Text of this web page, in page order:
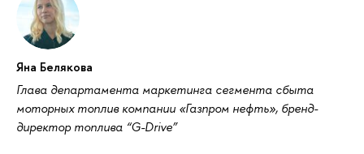
Яна Белякова
Глава департамента маркетинга сегмента сбыта
моторных топлив компании «Газпром нефть», бренд-
директор топлива “G-Drive”